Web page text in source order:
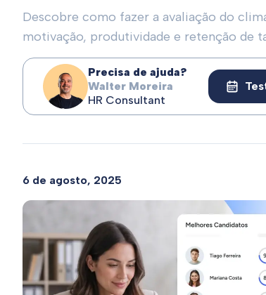
Descobre como fazer a avaliação do
motivação, produtividade e retenção de
Precisa de ajuda?
Walter Moreira
HR Consultant
6 de agosto, 2025